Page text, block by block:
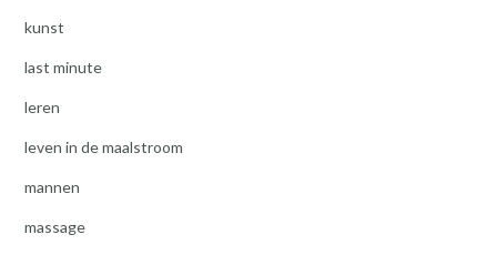
kunst
last minute
leren
leven in de maalstroom
mannen
massage